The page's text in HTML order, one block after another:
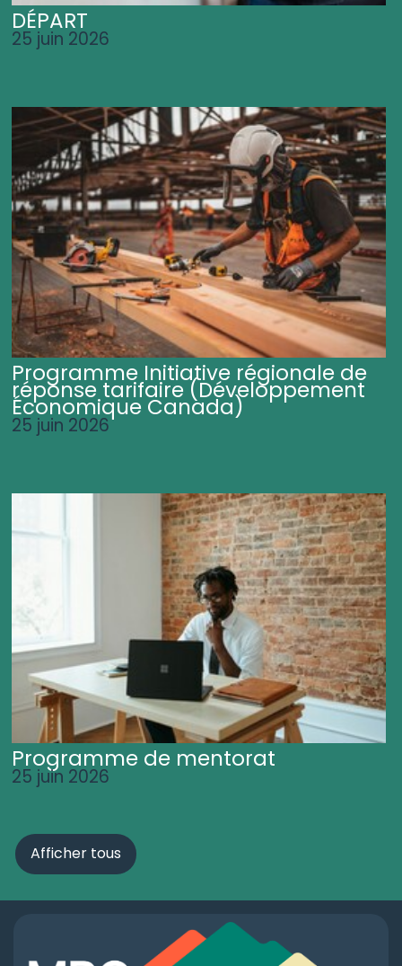
DÉPART
25 juin 2026
Programme Initiative régionale de
réponse tarifaire (Développement
Économique Canada)
25 juin 2026
Programme de mentorat
25 juin 2026
Afficher tous